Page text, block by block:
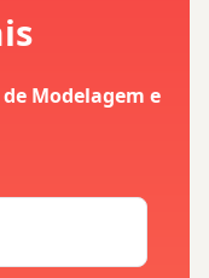
Modelagem e